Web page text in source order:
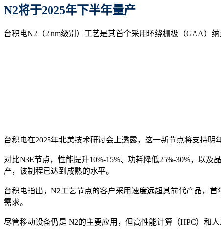
N2将于2025年下半年量产
台积电N2（2 nm级别）工艺是其首个采用环绕栅极（GAA）
台积电在2025年北美技术研讨会上透露，这一新节点将支持明
对比N3E节点，性能提升10%-15%、功耗降低25%-30%，以
产，该制程已达到成熟的水平。
台积电指出，N2工艺节点的客户采用速度远超其前代产品，
需求。
尽管移动设备仍是 N2的主要应用，但高性能计算（HPC）和